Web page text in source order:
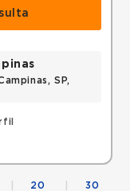
SP,
20 30